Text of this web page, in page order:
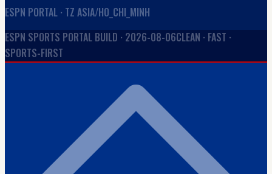
ESPN PORTAL · TZ ASIA/HO_CHI_MINH
ESPN SPORTS PORTAL BUILD · 2026-08-06CLEAN · FAST ·
SPORTS-FIRST